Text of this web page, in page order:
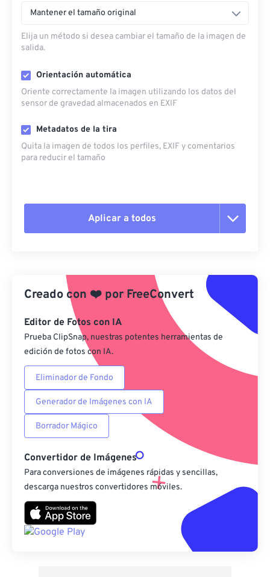
Mantener el tamaño original
Elija un método si desea cambiar el tamaño de la imagen de
salida.
Orientación automática
Oriente correctamente la imagen utilizando los datos del
sensor de gravedad almacenados en EXIF
Metadatos de la tira
Quita la imagen de todos los perfiles, EXIF ​​y comentarios
para reducir el tamaño
Aplicar a todos
Aplicar desde el ajuste preestablecido
Guardar como preestablecido
Creado con ❤️ por FreeConvert
Editor de Fotos con IA
Prueba ClipSnap, nuestras potentes herramientas de
edición de fotos con IA.
Eliminador de Fondo
Generador de Imágenes con IA
Borrador Mágico
Convertidor de Imágenes
Para conversiones de imágenes rápidas y sencillas,
descarga nuestros convertidores móviles.